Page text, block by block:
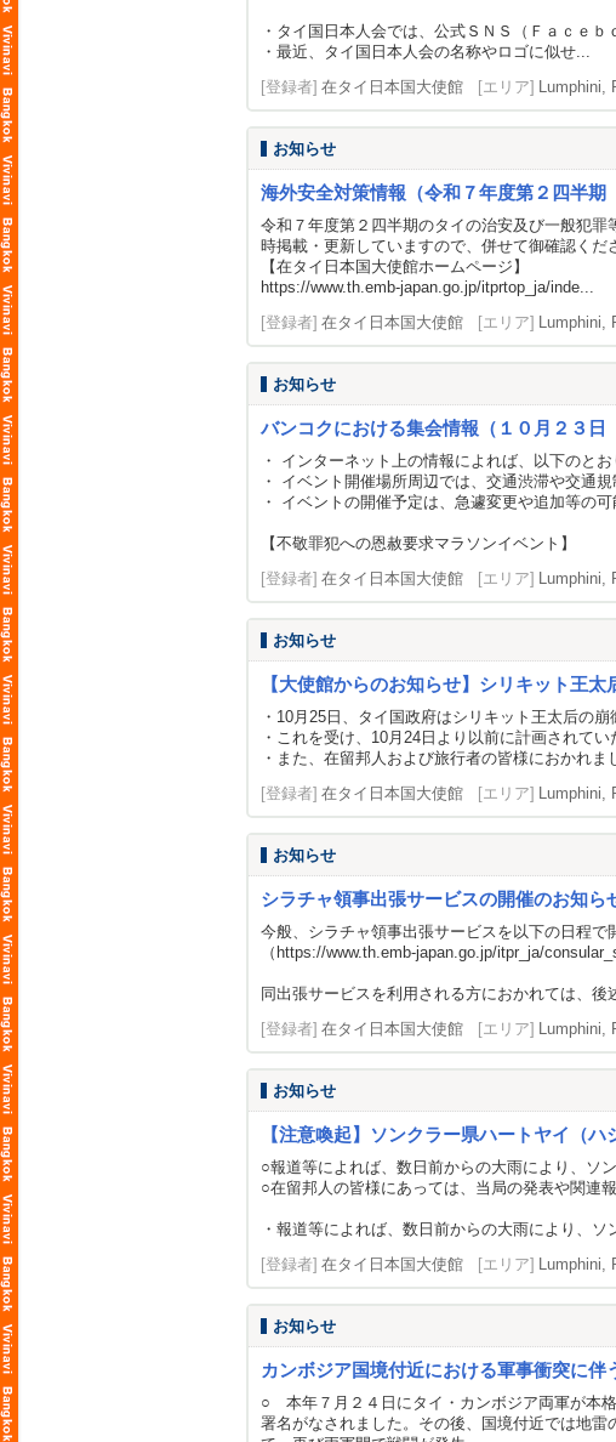
・タイ国日本人会では、公式ＳＮＳ（Ｆａｃｅ
・最近、タイ国日本人会の名称やロゴに似せ...
[登録者] 在タイ日本国大使館 [エリア] Lumphini,
お知らせ
海外安全対策情報（令和７年度第２四半期
令和７年度第２四半期のタイの治安及び一般犯
時掲載・更新していますので、併せて御確認くだ
【在タイ日本国大使館ホームページ】
https://www.th.emb-japan.go.jp/itprtop_ja/inde...
[登録者] 在タイ日本国大使館 [エリア] Lumphini,
お知らせ
バンコクにおける集会情報（１０月２３日
・ インターネット上の情報によれば、以下のと
・ イベント開催場所周辺では、交通渋滞や交通
・ イベントの開催予定は、急遽変更や追加等の
【不敬罪犯への恩赦要求マラソンイベント】
[登録者] 在タイ日本国大使館 [エリア] Lumphini,
お知らせ
【大使館からのお知らせ】シリキット王
・10月25日、タイ国政府はシリキット王太后の
・これを受け、10月24日より以前に計画されて
・また、在留邦人および旅行者の皆様におかれ
[登録者] 在タイ日本国大使館 [エリア] Lumphini,
お知らせ
シラチャ領事出張サービスの開催のお知ら
今般、シラチャ領事出張サービスを以下の日程で
（ https://www.th.emb-japan.go.jp/itpr_ja/
同出張サービスを利用される方におかれては、
[登録者] 在タイ日本国大使館 [エリア] Lumphini,
お知らせ
【注意喚起】ソンクラー県ハートヤイ（
○報道等によれば、数日前からの大雨により、ソ
○在留邦人の皆様にあっては、当局の発表や関連
・報道等によれば、数日前からの大雨により、
[登録者] 在タイ日本国大使館 [エリア] Lumphini,
お知らせ
カンボジア国境付近における軍事衝突に伴
○ 本年７月２４日にタイ・カンボジア両軍が本
署名がなされました。その後、国境付近では地